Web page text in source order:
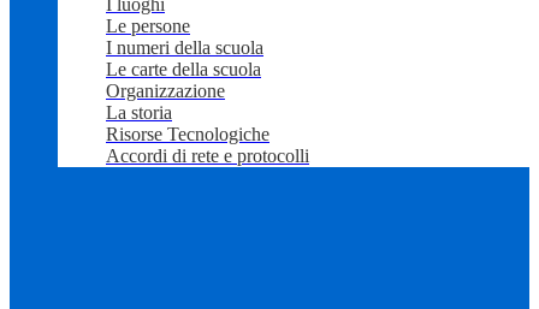
I luoghi
Le persone
I numeri della scuola
Le carte della scuola
Organizzazione
La storia
Risorse Tecnologiche
Accordi di rete e protocolli